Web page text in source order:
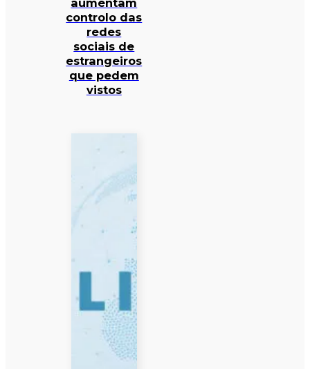
aumentam
controlo das
redes
sociais de
estrangeiros
que pedem
vistos